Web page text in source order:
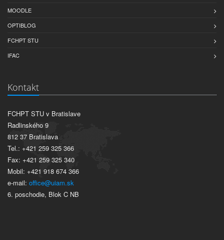
MOODLE
OPTIBLOG
FCHPT STU
IFAC
Kontakt
FCHPT STU v Bratislave
Radlinského 9
812 37 Bratislava
Tel.: +421 259 325 366
Fax: +421 259 325 340
Mobil: +421 918 674 366
e-mail: office@uiam.sk
6. poschodie, Blok C NB